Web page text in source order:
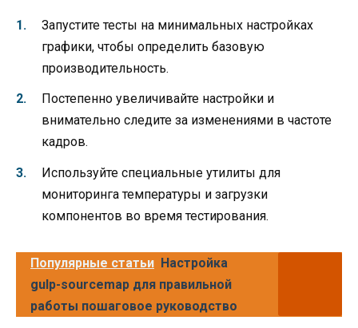
Запустите тесты на минимальных настройках
графики, чтобы определить базовую
производительность.
Постепенно увеличивайте настройки и
внимательно следите за изменениями в частоте
кадров.
Используйте специальные утилиты для
мониторинга температуры и загрузки
компонентов во время тестирования.
Популярные статьи Настройка
gulp-sourcemap для правильной
работы пошаговое руководство